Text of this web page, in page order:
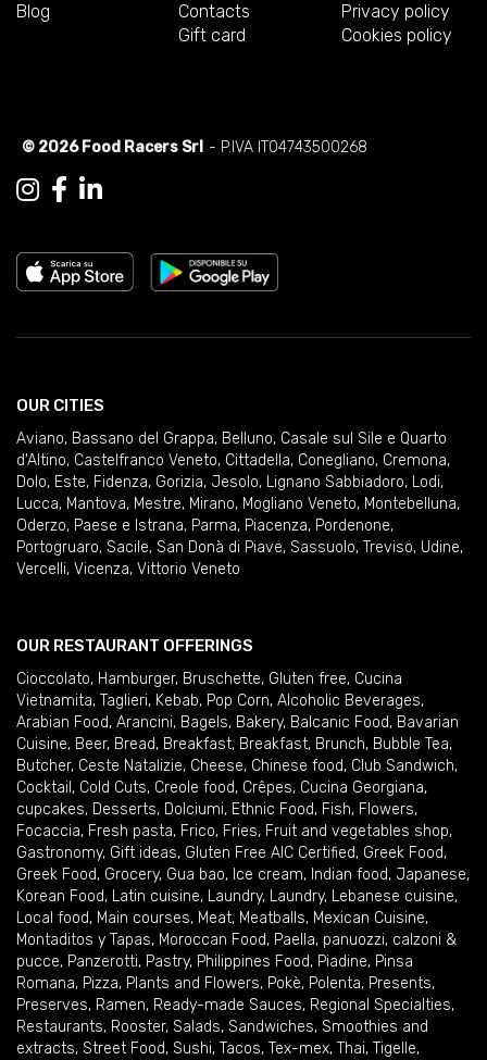
Blog
Contacts
Gift card
Privacy policy
Cookies policy
© 2026 Food Racers Srl - P.IVA IT04743500268
OUR CITIES
Aviano, Bassano del Grappa, Belluno, Casale sul Sile e Quarto
d'Altino, Castelfranco Veneto, Cittadella, Conegliano, Cremona,
Dolo, Este, Fidenza, Gorizia, Jesolo, Lignano Sabbiadoro, Lodi,
Lucca, Mantova, Mestre, Mirano, Mogliano Veneto, Montebelluna,
Oderzo, Paese e Istrana, Parma, Piacenza, Pordenone,
Portogruaro, Sacile, San Donà di Piave, Sassuolo, Treviso, Udine,
Vercelli, Vicenza, Vittorio Veneto
OUR RESTAURANT OFFERINGS
Cioccolato, Hamburger, Bruschette, Gluten free, Cucina
Vietnamita, Taglieri, Kebab, Pop Corn, Alcoholic Beverages,
Arabian Food, Arancini, Bagels, Bakery, Balcanic Food, Bavarian
Cuisine, Beer, Bread, Breakfast, Breakfast, Brunch, Bubble Tea,
Butcher, Ceste Natalizie, Cheese, Chinese food, Club Sandwich,
Cocktail , Cold Cuts, Creole food, Crêpes, Cucina Georgiana,
cupcakes, Desserts, Dolciumi, Ethnic Food, Fish, Flowers,
Focaccia, Fresh pasta, Frico, Fries, Fruit and vegetables shop,
Gastronomy, Gift ideas, Gluten Free AIC Certified, Greek Food,
Greek Food, Grocery, Gua bao, Ice cream, Indian food, Japanese,
Korean Food, Latin cuisine, Laundry, Laundry, Lebanese cuisine,
Local food, Main courses, Meat, Meatballs, Mexican Cuisine,
Montaditos y Tapas, Moroccan Food, Paella, panuozzi, calzoni &
pucce, Panzerotti, Pastry, Philippines Food, Piadine, Pinsa
Romana, Pizza, Plants and Flowers, Pokè, Polenta, Presents,
Preserves, Ramen, Ready-made Sauces, Regional Specialties,
Restaurants, Rooster, Salads, Sandwiches, Smoothies and
extracts, Street Food, Sushi, Tacos, Tex-mex, Thai, Tigelle,